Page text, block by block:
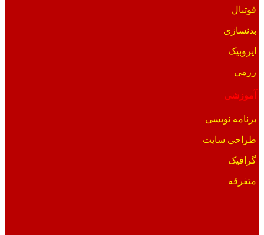
فوتبال
بدنسازی
ایروبیک
رزمی
آموزشی
برنامه نویسی
طراحی سایت
گرافیک
متفرقه